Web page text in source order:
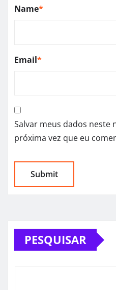
Name*
Email*
Salvar meus dados neste
próxima vez que eu
PESQUISAR